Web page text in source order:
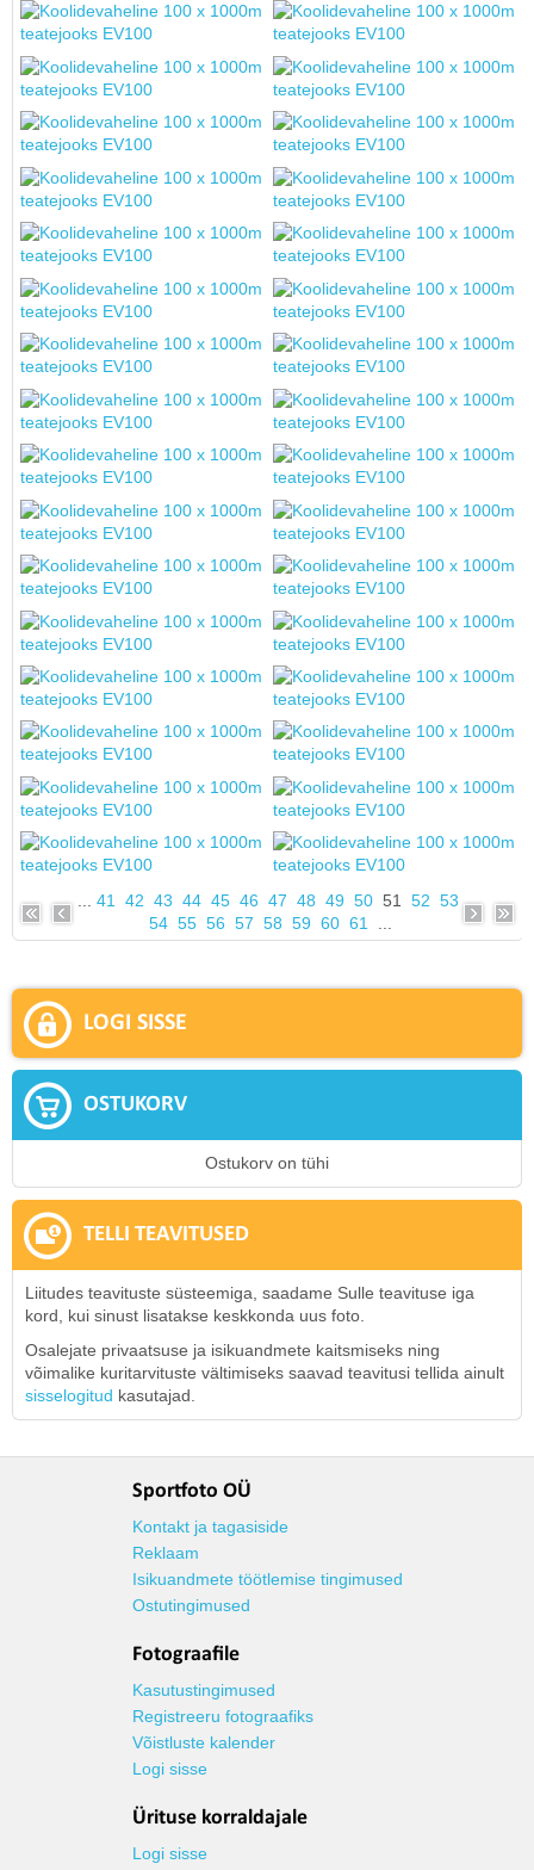
41 42 43 44 45 46 47 48 49 50 51 52 53
54 55 56 57 58 59 60 61
LOGI SISSE
OSTUKORV
Ostukorv on tühi
TELLI TEAVITUSED
Liitudes teavituste süsteemiga, saadame Sulle teavituse iga
kord, kui sinust lisatakse keskkonda uus foto.
Osalejate privaatsuse ja isikuandmete kaitsmiseks ning
võimalike kuritarvituste vältimiseks saavad teavitusi tellida ainult
sisselogitud kasutajad.
Sportfoto OÜ
Kontakt ja tagasiside
Reklaam
Isikuandmete töötlemise tingimused
Ostutingimused
Fotograafile
Kasutustingimused
Registreeru fotograafiks
Võistluste kalender
Logi sisse
Ürituse korraldajale
Logi sisse